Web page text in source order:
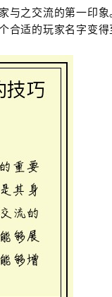
与之交流的第一印
适的玩家名字变得